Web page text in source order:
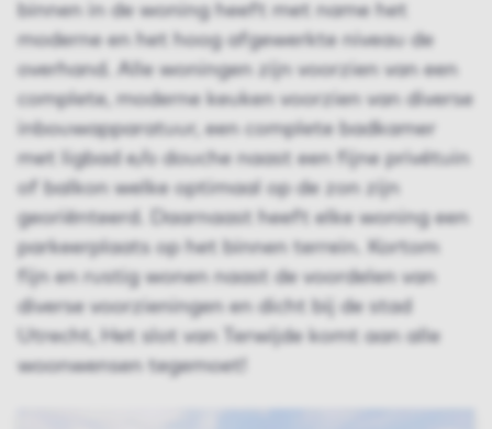
binnen in de woning heeft met name het
moderne en het hoog afgewerkte niveau de
overhand. Alle woningen zijn voorzien van een
complete, moderne keuken voorzien van diverse
inbouwapparatuur, een complete badkamer
met ligbad e/o douche naast een fijne privétuin
of balkon welke optimaal op de zon zijn
georiënteerd. Daarnaast heeft elke woning een
parkeerplaats op het binnen terrein. Kortom
fijn en rustig wonen naast de voordelen van
diverse voorzieningen en dicht bij de stad
Utrecht, Het slot van Terwijde komt aan alle
woonwensen tegemoet!